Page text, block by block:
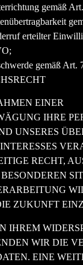
gemäß
erteilter
gemäß Art.
EINER
IHRE
UNSERES
RECHT,
ZUKUNFT
IHREM
WIR DIE
EINE